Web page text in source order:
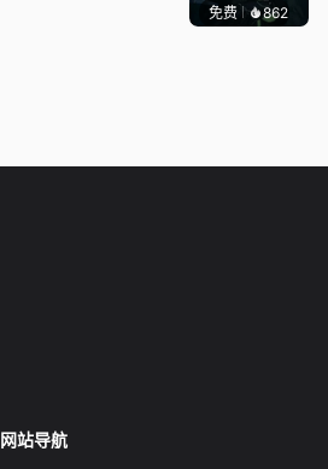
免费 862辰东
网站导航